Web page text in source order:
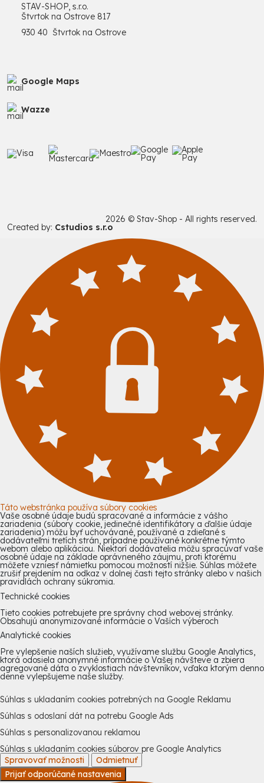
STAV-SHOP, s.r.o.
Štvrtok na Ostrove 817
930 40 Štvrtok na Ostrove
Google Maps
Wazze
2026 © Stav-Shop - All rights reserved.
Created by: Cstudios s.r.o
Táto webstránka používa súbory cookies
Vaše osobné údaje budú spracované a informácie z vášho
zariadenia (súbory cookie, jedinečné identifikátory a ďalšie údaje
zariadenia) môžu byť uchovávané, používané a zdieľané s
dodávateľmi tretích strán, prípadne používané konkrétne týmto
webom alebo aplikáciou. Niektorí dodávatelia môžu spracúvať vaše
osobné údaje na základe oprávneného záujmu, proti ktorému
môžete vzniesť námietku pomocou možností nižšie. Súhlas môžete
zrušiť prejdením na odkaz v dolnej časti tejto stránky alebo v našich
pravidlách ochrany súkromia.
Technické cookies
Tieto cookies potrebujete pre správny chod webovej stránky.
Obsahujú anonymizované informácie o Vaších výberoch
Analytické cookies
Pre vylepšenie naších služieb, využívame službu Google Analytics,
ktorá odosiela anonymné informácie o Vašej návšteve a zbiera
agregované dáta o zvyklostiach návštevníkov, vďaka ktorým denno
denne vylepšujeme naše služby.
Súhlas s ukladaním cookies potrebných na Google Reklamu
Súhlas s odoslaní dát na potrebu Google Ads
Súhlas s personalizovanou reklamou
Súhlas s ukladaním cookies súborov pre Google Analytics
Spravovať možnosti
Odmietnuť
Prijať odporúčané nastavenia